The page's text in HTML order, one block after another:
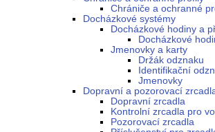
Chrániče a ochranné
Docházkové systémy
Docházkové hodiny a
Docházkové
Jmenovky a karty
Držák odznaku
Identifikační
Jmenovky
Dopravní a pozorovací
Dopravní zrcadla
Kontrolní zrcadla pro
Pozorovací zrcadla